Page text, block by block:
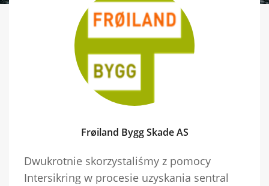
Frøiland Bygg Skade AS
Dwukrotnie skorzystaliśmy z pomocy
Intersikring w procesie uzyskania sentral